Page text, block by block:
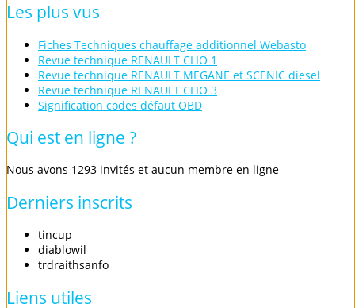
Les plus vus
Fiches Techniques chauffage additionnel Webasto
Revue technique RENAULT CLIO 1
Revue technique RENAULT MEGANE et SCENIC diesel
Revue technique RENAULT CLIO 3
Signification codes défaut OBD
Qui est en ligne ?
Nous avons 1293 invités et aucun membre en ligne
Derniers inscrits
tincup
diablowil
trdraithsanfo
Liens utiles